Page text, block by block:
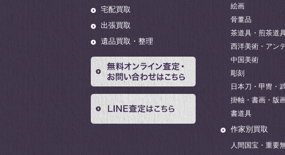
宅配買取
出張買取
遺品買取・整理
絵画
骨董品
茶道具・煎茶道
西洋美術・アン
中国美術
彫刻
日本刀・甲冑・
掛軸・書画・版
書道具
作家別買取
人間国宝・重要